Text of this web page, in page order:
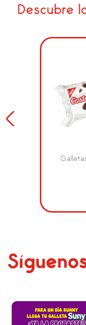
Descubre
Galletas